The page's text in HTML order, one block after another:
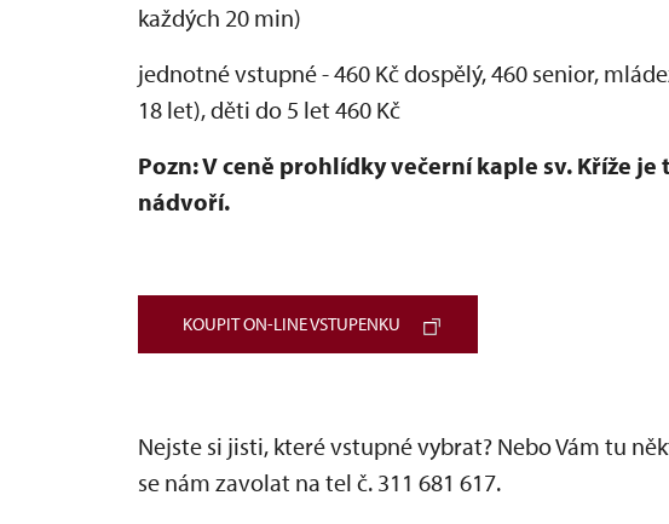
každých 20 min)
jednotné vstupné - 460 Kč dospělý, 460 senior,
18 let), děti do 5 let 460 Kč
Pozn: V ceně prohlídky večerní kaple sv. Kříže
nádvoří.
KOUPIT ON-LINE VSTUPENKU
Nejste si jisti, které vstupné vybrat? Nebo Vám tu
se nám zavolat na tel č. 311 681 617.